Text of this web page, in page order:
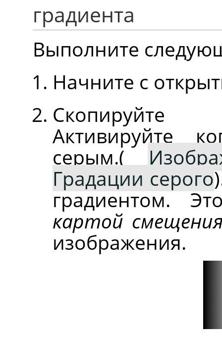
градиента
Выполните
Начните с
Скопируйте
Активируйте
серым.(
Градации серого
градиентом.
картой
изображения.